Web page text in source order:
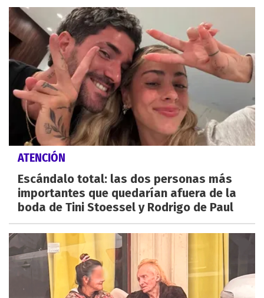
ATENCIÓN
Escándalo total: las dos personas más
importantes que quedarían afuera de la
boda de Tini Stoessel y Rodrigo de Paul